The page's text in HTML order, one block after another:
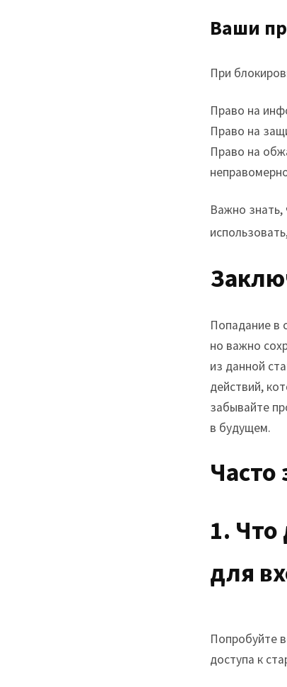
Ваши
При
Право на
Право на
Право на
Важно знать,
Попадание в
но важно
из данной
действий,
забывайте
в будущем.
Часто
1. Что
для
Попробуйте
доступа к